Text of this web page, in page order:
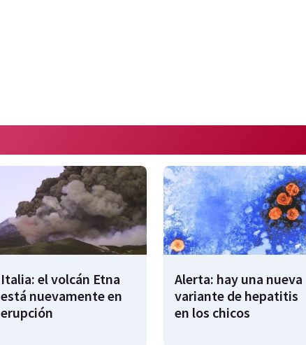
Italia: el volcán Etna
está nuevamente en
erupción
Alerta: hay una nueva
variante de hepatitis
en los chicos